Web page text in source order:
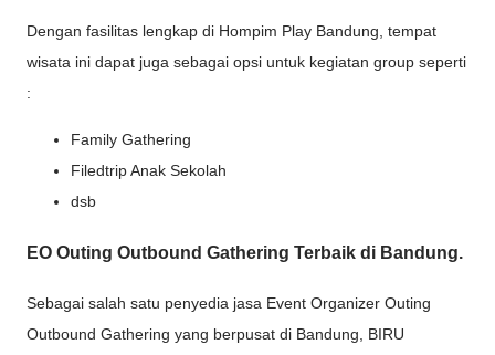
Dengan fasilitas lengkap di Hompim Play Bandung, tempat
wisata ini dapat juga sebagai opsi untuk kegiatan group seperti
:
Family Gathering
Filedtrip Anak Sekolah
dsb
EO Outing Outbound Gathering Terbaik di Bandung.
Sebagai salah satu penyedia jasa Event Organizer Outing
Outbound Gathering yang berpusat di Bandung, BIRU